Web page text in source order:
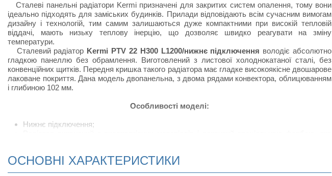
Сталеві панельні радіатори Kermi призначені для закритих систем опалення, тому вони
ідеально підходять для заміських будинків. Прилади відповідають всім сучасним вимогам
дизайну і технологій, тим самим залишаються дуже компактними при високій тепловій
віддачі, мають низьку теплову інерцію, що дозволяє швидко реагувати на зміну
температури.
Сталевий радіатор Kermi PTV 22 H300 L1200/нижнє підключення володіє абсолютно
гладкою панеллю без обрамлення. Виготовлений з листової холоднокатаної сталі, без
конвенційних щитків. Передня кришка такого радіатора має гладке високоякісне двошарове
лаковане покриття. Дана модель двопанельна, з двома рядами конвектора, облицюванням
і глибиною 102 мм.
Особливості моделі:
Нижнє підключення;
своєрідних П-подібних виступів, набагато збільшують конвенцію повітряних потоків в
ОСНОВНІ ХАРАКТЕРИСТИКИ